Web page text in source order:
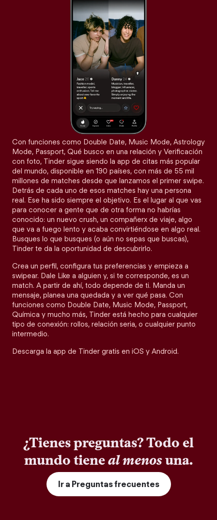
Con funciones como Double Date, Music Mode, Astrology
Mode, Passport, Qué busco en una relación y Verificación
con foto, Tinder sigue siendo la app de citas más popular
del mundo, disponible en 190 países, con más de 55 mil
millones de matches desde que lanzamos el primer swipe.
Detrás de cada uno de esos matches hay una persona
real. Ese ha sido siempre el objetivo. Es el lugar al que vas
para conocer a gente que de otra forma no habrías
conocido: un nuevo crush, un compañerx de viaje, algo
que va a fuego lento y acaba convirtiéndose en algo real.
Busques lo que busques (o aún no sepas que buscas),
Tinder te da la oportunidad de descubrirlo.
Crea un perfil, configura tus preferencias y empieza a
swipear. Dale Like a alguien y, si te corresponde, es un
match. A partir de ahí, todo depende de ti. Manda un
mensaje, planea una quedada y a ver qué pasa. Con
funciones como Double Date, Music Mode, Passport,
Química y mucho más, Tinder está hecho para cualquier
tipo de conexión: rollos, relación seria, o cualquier punto
intermedio.
Descarga la app de Tinder gratis en iOS y Android.
¿Tienes preguntas? Todo el
mundo tieneal menosuna.
Ir a Preguntas frecuentes